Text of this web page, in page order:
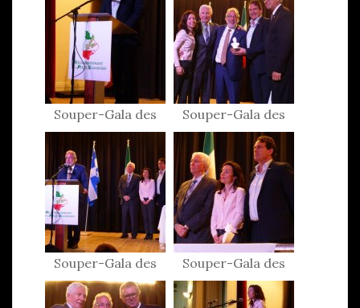
Souper-Gala des
Patriotes 2017
Souper-Gala des
Patriotes 2017
Souper-Gala des
Patriotes 2017
Souper-Gala des
Patriotes 2017